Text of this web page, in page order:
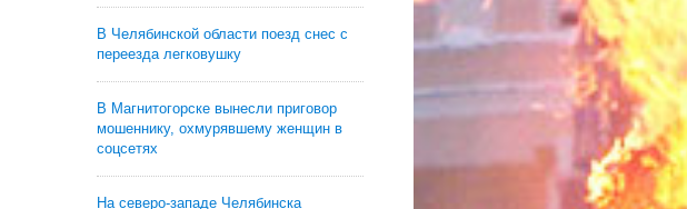
В Челябинской области поезд снес с
переезда легковушку
В Магнитогорске вынесли приговор
мошеннику, охмурявшему женщин в
соцсетях
На северо-западе Челябинска